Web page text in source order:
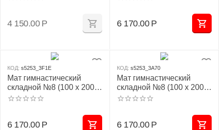
4 150.00 Р 6 170.00 Р
КОД: s5253_3F1E
Мат гимнастический
складной №8 (100 х 200 х
10) см сине/жёлтый 1
6 170.00 Р
КОД: s5253_3A70
Мат гимнастический
складной №8 (100 х 200 х
10) см красно/жёлтый 1
6 170.00 Р